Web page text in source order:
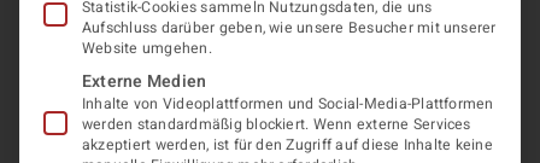
Die Kosten für einen Alltagsbegleiter variieren je
nach den individuellen Bedürfnissen und dem
Umfang der benötigten Betreuung. Da jeder Patient
unterschiedliche Unterstützung benötigt, werden die
Kosten flexibel und individuell angepasst. In vielen
Statistik-Cookies sammeln Nutzungsdaten, die uns
Aufschluss darüber geben, wie unsere Besucher mit unserer
Website umgehen.
Externe Medien
Inhalte von Videoplattformen und Social-Media-Plattformen
werden standardmäßig blockiert. Wenn externe Services
akzeptiert werden, ist für den Zugriff auf diese Inhalte keine